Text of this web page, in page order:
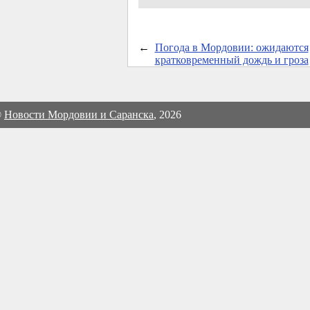
←
Погода в Мордовии: ожидаются
кратковременный дождь и гроза
Новости Мордовии и Саранска, 2026